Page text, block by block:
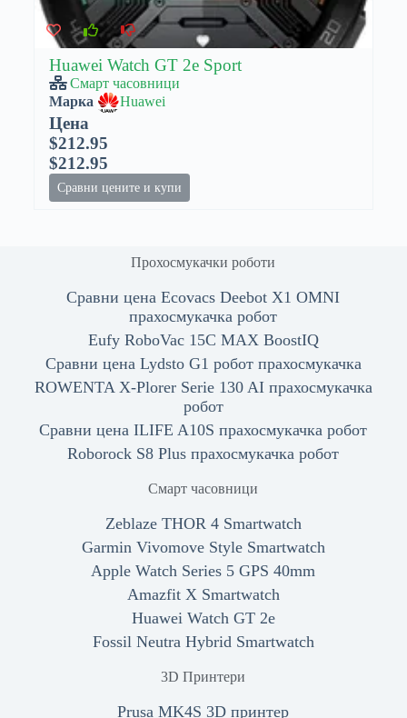
Huawei Watch GT 2e Sport
Смарт часовници
Марка
Huawei
Цена
$212.95
$212.95
Сравни цените и купи
Прохосмукачки роботи
Сравни цена Ecovacs Deebot X1 OMNI
прахосмукачка робот
Eufy RoboVac 15C MAX BoostIQ
Сравни цена Lydsto G1 робот прахосмукачка
ROWENTA X-Plorer Serie 130 AI прахосмукачка
робот
Сравни цена ILIFE A10S прахосмукачка робот
Roborock S8 Plus прахосмукачка робот
Смарт часовници
Zeblaze THOR 4 Smartwatch
Garmin Vivomove Style Smartwatch
Apple Watch Series 5 GPS 40mm
Amazfit X Smartwatch
Huawei Watch GT 2e
Fossil Neutra Hybrid Smartwatch
3D Принтери
Prusa MK4S 3D принтер